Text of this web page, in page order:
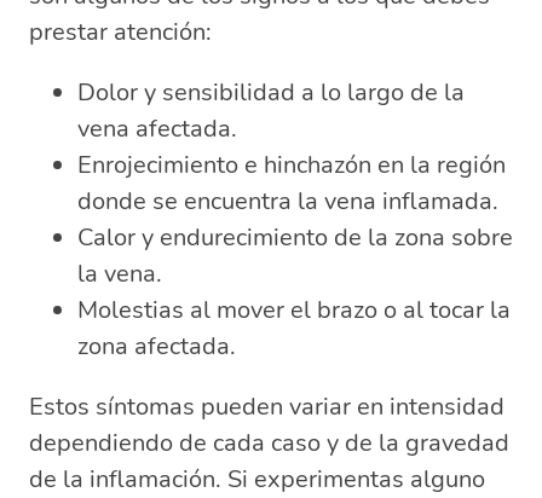
prestar atención:
Dolor y sensibilidad a lo largo de la
vena afectada.
Enrojecimiento e hinchazón en la región
donde se encuentra la vena inflamada.
Calor y endurecimiento de la zona sobre
la vena.
Molestias al mover el brazo o al tocar la
zona afectada.
Estos síntomas pueden variar en intensidad
dependiendo de cada caso y de la gravedad
de la inflamación. Si experimentas alguno